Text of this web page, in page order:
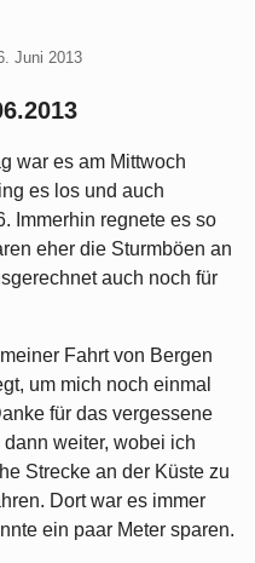
Juni 2013
war es am Mittwoch
es los und auch
Immerhin regnete es so
eher die Sturmböen an
auch noch für
Fahrt von Bergen
um mich noch einmal
für das vergessene
weiter, wobei ich
Strecke an der Küste zu
Dort war es immer
ein paar Meter sparen.